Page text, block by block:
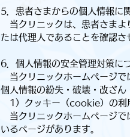
5．患者さまからの個人情報に
当クリニックは、患者さまよ
たは代理人であることを確認さ
6．個人情報の安全管理対策に
当クリニックホームページで
個人情報の紛失・破壊・改ざん
1）クッキー（cookie）の利
当クリニックホームページで
いるページがあります。